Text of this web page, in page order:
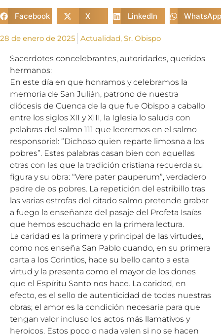
Facebook X LinkedIn WhatsApp
28 de enero de 2025 Actualidad, Sr. Obispo
Sacerdotes concelebrantes, autoridades, queridos
hermanos:
En este día en que honramos y celebramos la
memoria de San Julián, patrono de nuestra
diócesis de Cuenca de la que fue Obispo a caballo
entre los siglos XII y XIII, la Iglesia lo saluda con
palabras del salmo 111 que leeremos en el salmo
responsorial: “Dichoso quien reparte limosna a los
pobres”. Estas palabras casan bien con aquellas
otras con las que la tradición cristiana recuerda su
figura y su obra: “Vere pater pauperum”, verdadero
padre de os pobres. La repetición del estribillo tras
las varias estrofas del citado salmo pretende grabar
a fuego la enseñanza del pasaje del Profeta Isaías
que hemos escuchado en la primera lectura.
La caridad es la primera y principal de las virtudes,
como nos enseña San Pablo cuando, en su primera
carta a los Corintios, hace su bello canto a esta
virtud y la presenta como el mayor de los dones
que el Espíritu Santo nos hace. La caridad, en
efecto, es el sello de autenticidad de todas nuestras
obras; el amor es la condición necesaria para que
tengan valor incluso los actos más llamativos y
heroicos. Estos poco o nada valen si no se hacen